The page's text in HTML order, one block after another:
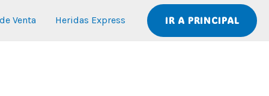
Venta Heridas Express IR A PRINCIPAL